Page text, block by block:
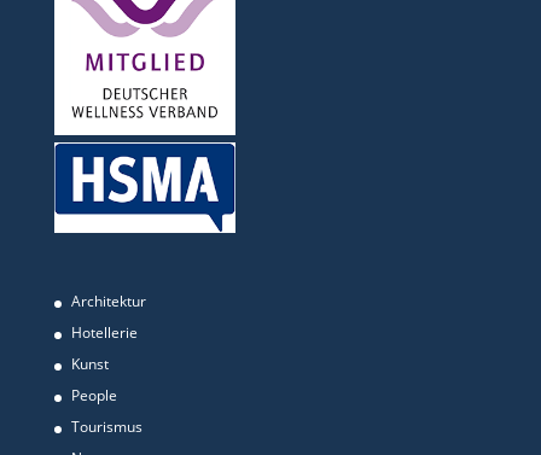
Architektur
Hotellerie
Kunst
People
Tourismus